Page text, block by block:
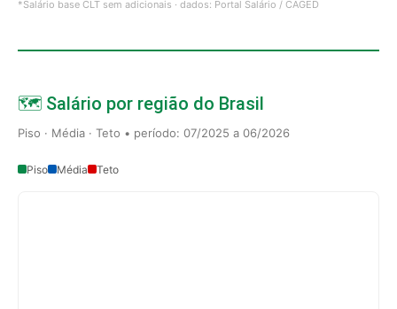
*Salário base CLT sem adicionais · dados: Portal Salário / CAGED
🗺️ Salário por região do Brasil
Piso · Média · Teto • período: 07/2025 a 06/2026
Piso Média Teto